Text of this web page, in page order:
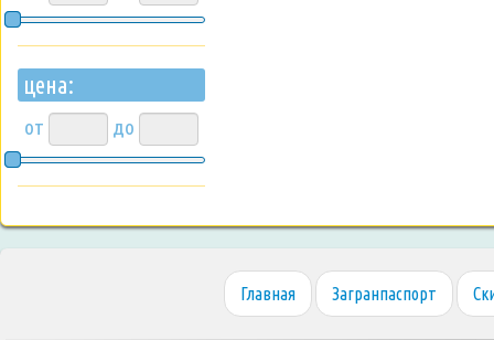
цена:
от до
Главная Загранпаспорт